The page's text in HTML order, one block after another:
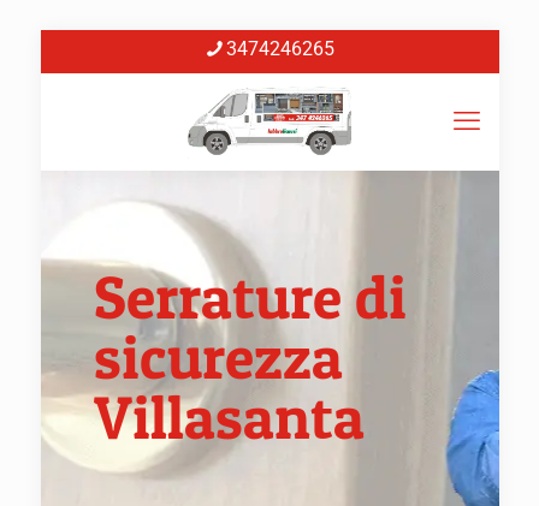
3474246265
Serrature di
sicurezza
Villasanta